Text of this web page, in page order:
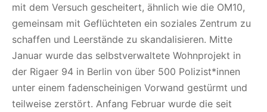
mit dem Versuch gescheitert, ähnlich wie die OM10,
gemeinsam mit Geflüchteten ein soziales Zentrum zu
schaffen und Leerstände zu skandalisieren. Mitte
Januar wurde das selbstverwaltete Wohnprojekt in
der Rigaer 94 in Berlin von über 500 Polizist*innen
unter einem fadenscheinigen Vorwand gestürmt und
teilweise zerstört. Anfang Februar wurde die seit